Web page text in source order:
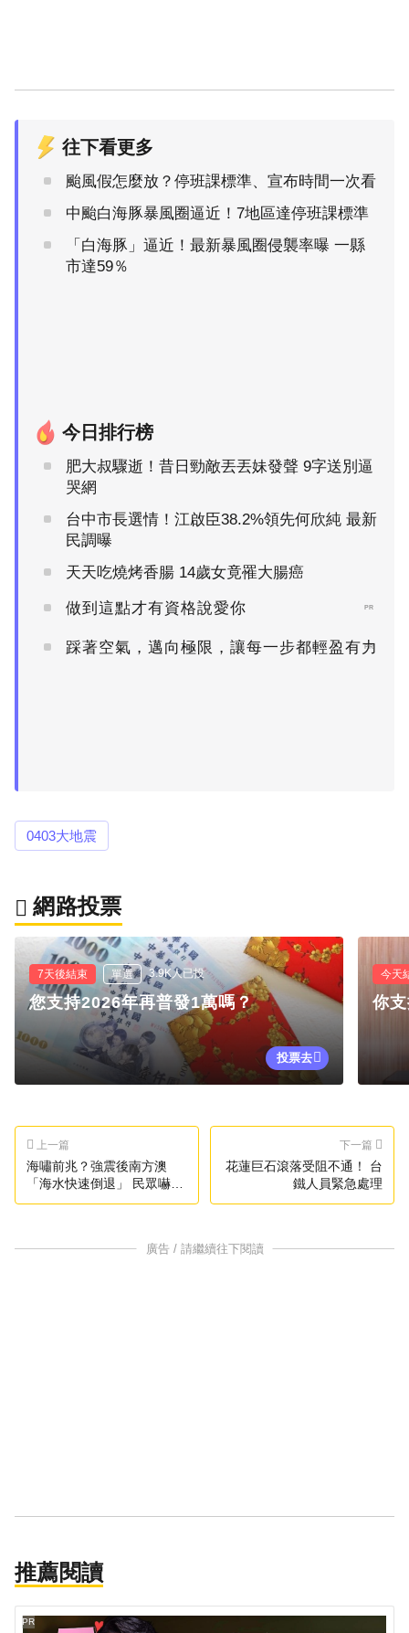
往下看更多
颱風假怎麼放？停班課標準、宣布時間一次看
中颱白海豚暴風圈逼近！7地區達停班課標準
「白海豚」逼近！最新暴風圈侵襲率曝 一縣
市達59％
今日排行榜
肥大叔驟逝！昔日勁敵丟丟妹發聲 9字送別逼
哭網
台中市長選情！江啟臣38.2%領先何欣純 最新
民調曝
天天吃燒烤香腸 14歲女竟罹大腸癌
做到這點才有資格說愛你 PR
踩著空氣，邁向極限，讓每一步都輕盈有力
PR
0403大地震
網路投票
7天後結束 單選 3.9K人已投
您支持2026年再普發1萬嗎？
投票去
今天
你
上一篇
海嘯前兆？強震後南方澳
「海水快速倒退」 民眾嚇壞
了
下一篇
花蓮巨石滾落受阻不通！ 台
鐵人員緊急處理
廣告 / 請繼續往下閱讀
推薦閱讀
PR